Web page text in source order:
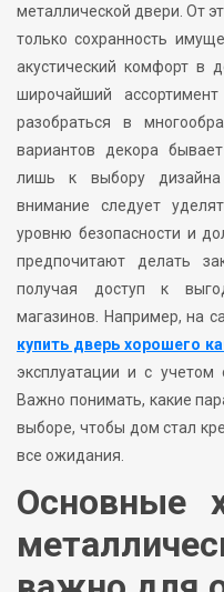
металлической двери. От
только сохранность
акустический комфорт в
широчайший
разобраться в
вариантов декора
лишь к выбору
внимание следует
уровню безопасности и
предпочитают делать
получая доступ к
магазинов. Например, на
купить дверь хорошего
эксплуатации и с учетом
Важно понимать, какие
выборе, чтобы дом стал
все ожидания.
Основные